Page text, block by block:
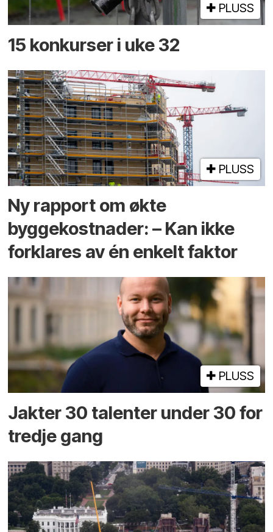
PLUSS
15 konkurser i uke 32
PLUSS
Ny rapport om økte
byggekostnader: – Kan ikke
forklares av én enkelt faktor
PLUSS
Jakter 30 talenter under 30 for
tredje gang